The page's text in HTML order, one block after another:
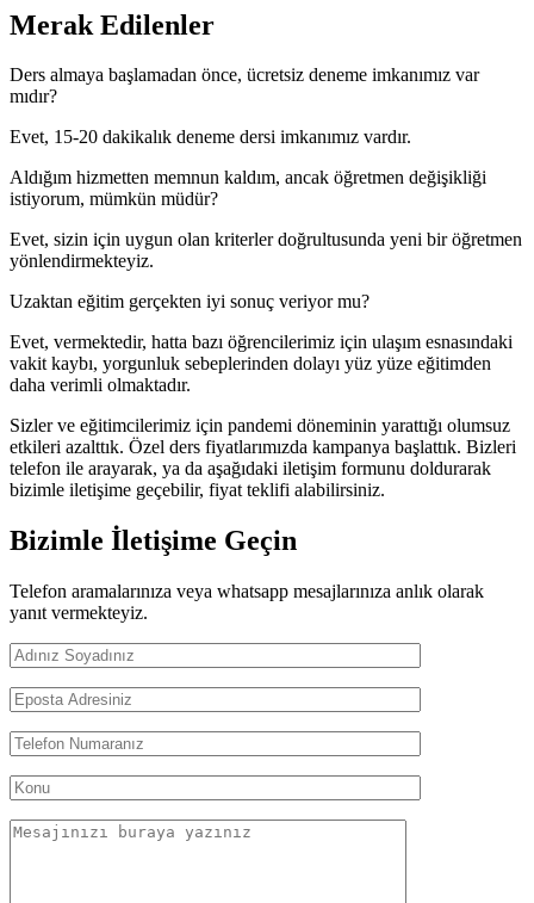
Merak Edilenler
Ders almaya başlamadan önce, ücretsiz deneme imkanımız var
mıdır?
Evet, 15-20 dakikalık deneme dersi imkanımız vardır.
Aldığım hizmetten memnun kaldım, ancak öğretmen değişikliği
istiyorum, mümkün müdür?
Evet, sizin için uygun olan kriterler doğrultusunda yeni bir öğretmen
yönlendirmekteyiz.
Uzaktan eğitim gerçekten iyi sonuç veriyor mu?
Evet, vermektedir, hatta bazı öğrencilerimiz için ulaşım esnasındaki
vakit kaybı, yorgunluk sebeplerinden dolayı yüz yüze eğitimden
daha verimli olmaktadır.
Sizler ve eğitimcilerimiz için pandemi döneminin yarattığı olumsuz
etkileri azalttık. Özel ders fiyatlarımızda kampanya başlattık. Bizleri
telefon ile arayarak, ya da aşağıdaki iletişim formunu doldurarak
bizimle iletişime geçebilir, fiyat teklifi alabilirsiniz.
Bizimle İletişime Geçin
Telefon aramalarınıza veya whatsapp mesajlarınıza anlık olarak
yanıt vermekteyiz.